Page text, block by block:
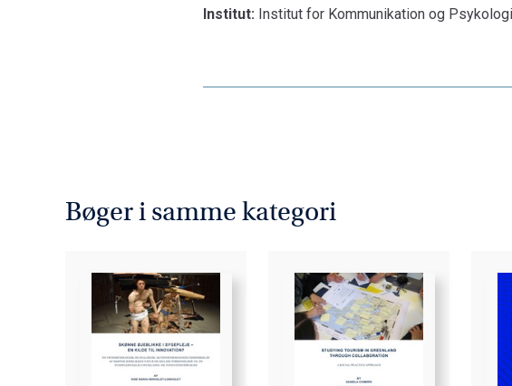
Institut: Institut for Kommunikation og Psykologi
Bøger i samme kategori